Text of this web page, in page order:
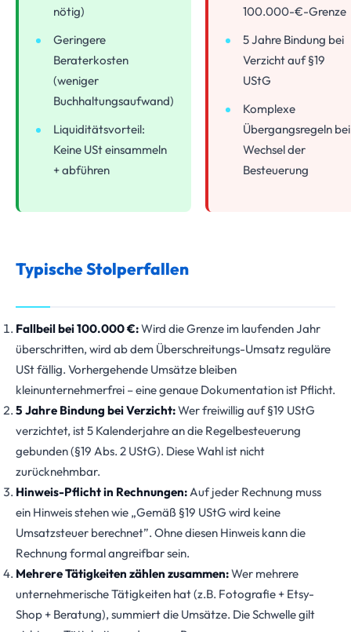
nötig)
Geringere
Beraterkosten
(weniger
Buchhaltungsaufwand)
Liquiditätsvorteil:
Keine USt einsammeln
+ abführen
100.000-€-Grenze
5 Jahre Bindung bei
Verzicht auf §19
UStG
Komplexe
Übergangsregeln bei
Wechsel der
Besteuerung
Typische Stolperfallen
Fallbeil bei 100.000 €:Wird die Grenze im laufenden Jahr
überschritten, wird ab dem Überschreitungs-Umsatz reguläre
USt fällig. Vorhergehende Umsätze bleiben
kleinunternehmerfrei – eine genaue Dokumentation ist Pflicht.
5 Jahre Bindung bei Verzicht:Wer freiwillig auf §19 UStG
verzichtet, ist 5 Kalenderjahre an die Regelbesteuerung
gebunden (§19 Abs. 2 UStG). Diese Wahl ist nicht
zurücknehmbar.
Hinweis-Pflicht in Rechnungen:Auf jeder Rechnung muss
ein Hinweis stehen wie „Gemäß §19 UStG wird keine
Umsatzsteuer berechnet”. Ohne diesen Hinweis kann die
Rechnung formal angreifbar sein.
Mehrere Tätigkeiten zählen zusammen:Wer mehrere
unternehmerische Tätigkeiten hat (z.B. Fotografie + Etsy-
Shop + Beratung), summiert die Umsätze. Die Schwelle gilt